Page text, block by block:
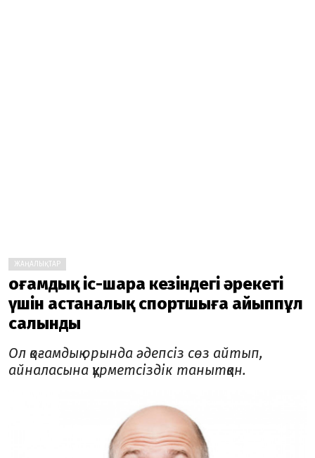
ЖАҢАЛЫҚТАР
Қоғамдық іс-шара кезіндегі әрекеті
үшін астаналық спортшыға айыппұл
салынды
Ол қоғамдық орында әдепсіз сөз айтып,
айналасына құрметсіздік танытқан.